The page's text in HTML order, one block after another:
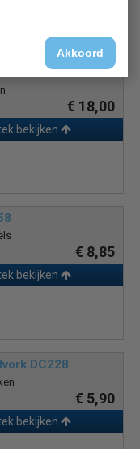
Akkoord
DC215
€ 18,00
bekijken
€ 8,85
bekijken
DC228
€ 5,90
bekijken